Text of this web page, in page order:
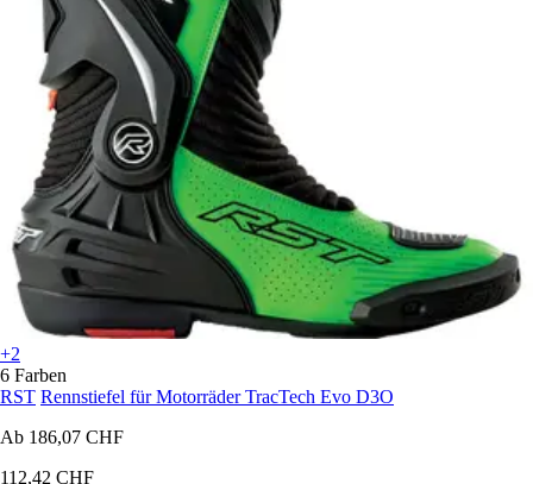
+2
6 Farben
RST Rennstiefel für Motorräder TracTech Evo D3O
Ab 186,07 CHF
112,42 CHF